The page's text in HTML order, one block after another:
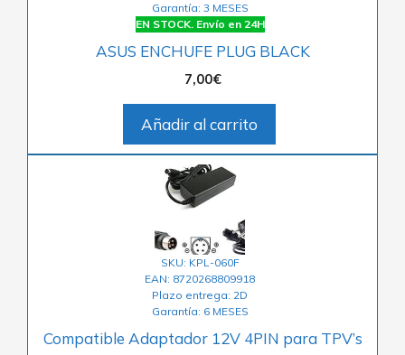
Garantía: 3 MESES
EN STOCK. Envío en 24H
ASUS ENCHUFE PLUG BLACK
7,00€
Añadir al carrito
SKU: KPL-060F
EAN: 8720268809918
Plazo entrega: 2D
Garantía: 6 MESES
Compatible Adaptador 12V 4PIN para TPV’s